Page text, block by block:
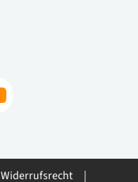
Widerrufsrecht